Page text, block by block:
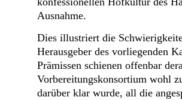
Ausnahme.
Dies illustriert die
Herausgeber des vorliegenden
Prämissen schienen offenbar
Vorbereitungskonsortium wohl
darüber klar wurde, all die